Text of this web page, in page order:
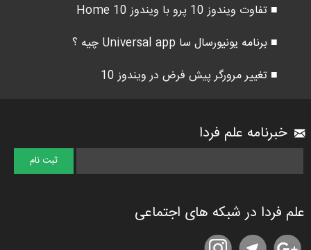
■ تفاوت ویندوز 10 پرو با ویندوز 10 Home
■ برنامه یونیورسال سا Universal app چیه ؟
■ تغییر مرورگر پیش فرض در ویندوز 10
خبرنامه علم فردا
علم فردا در شبکه های اجتماعی